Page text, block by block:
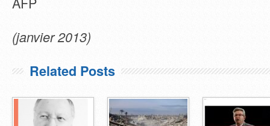
(janvier 2013)
Related Posts